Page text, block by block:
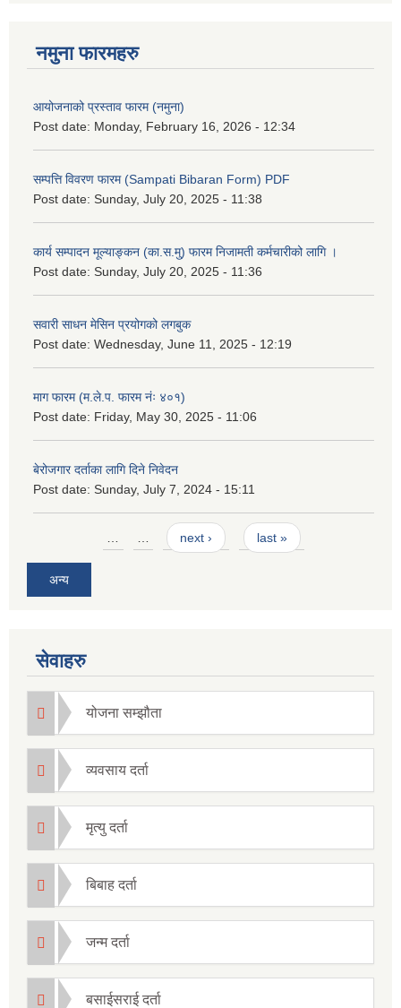
नमुना फारमहरु
आयोजनाको प्रस्ताव फारम (नमुना)
Post date: Monday, February 16, 2026 - 12:34
सम्पत्ति विवरण फारम (Sampati Bibaran Form) PDF
Post date: Sunday, July 20, 2025 - 11:38
कार्य सम्पादन मूल्याङ्कन (का.स.मु) फारम निजामती कर्मचारीको लागि ।
Post date: Sunday, July 20, 2025 - 11:36
सवारी साधन मेसिन प्रयोगको लगबुक
Post date: Wednesday, June 11, 2025 - 12:19
माग फारम (म.ले.प. फारम नंः ४०१)
Post date: Friday, May 30, 2025 - 11:06
बेरोजगार दर्ताका लागि दिने निवेदन
Post date: Sunday, July 7, 2024 - 15:11
… … next › last »
अन्य
सेवाहरु
योजना सम्झौता
व्यवसाय दर्ता
मृत्यु दर्ता
बिबाह दर्ता
जन्म दर्ता
बसाईसराई दर्ता